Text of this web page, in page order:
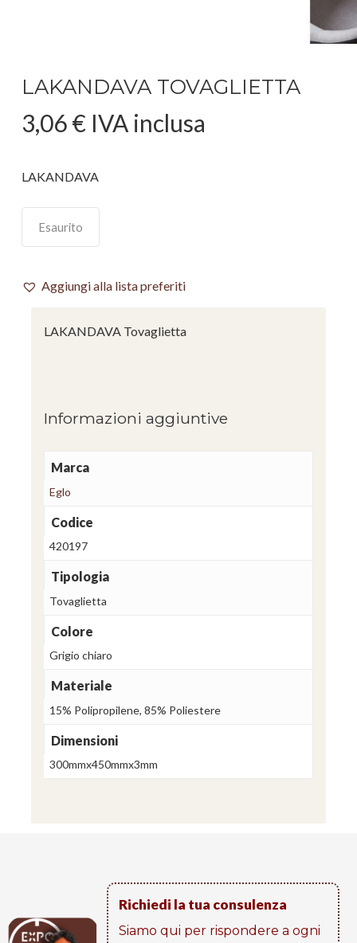
LAKANDAVA TOVAGLIETTA
3,06€ IVA inclusa
LAKANDAVA
Esaurito
Aggiungi alla lista preferiti
LAKANDAVA Tovaglietta
Informazioni aggiuntive
Marca
Eglo
Codice
420197
Tipologia
Tovaglietta
Colore
Grigio chiaro
Materiale
15% Polipropilene, 85% Poliestere
Dimensioni
300mmx450mmx3mm
Richiedi la tua consulenza
Siamo qui per rispondere a ogni